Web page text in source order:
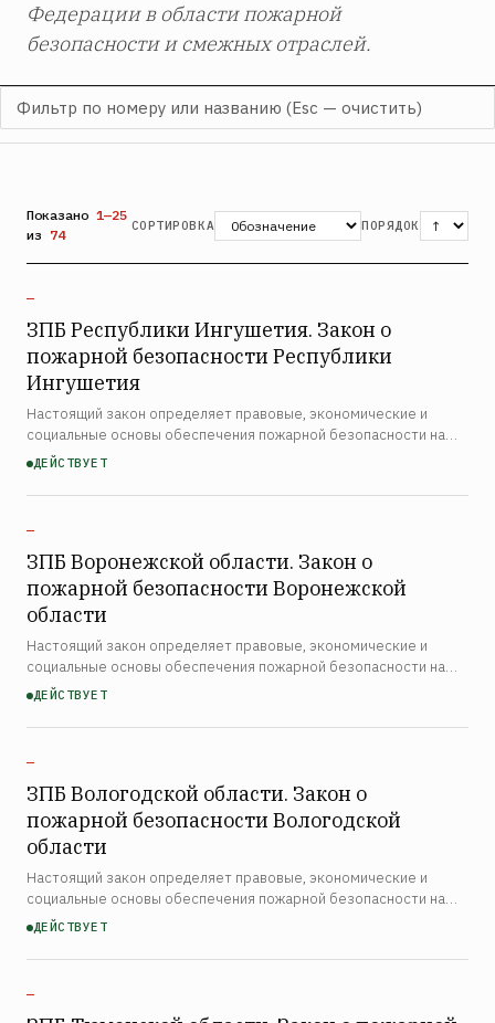
Федерации в области пожарной
безопасности и смежных отраслей.
Показано 1—25
из 74
СОРТИРОВКА ПОРЯДОК
—
ЗПБ Республики Ингушетия. Закон о
пожарной безопасности Республики
Ингушетия
Настоящий закон определяет правовые, экономические и
социальные основы обеспечения пожарной безопасности на
территории Республики Ингушетия. Закон распространяется на
ДЕЙСТВУЕТ
—
ЗПБ Воронежской области. Закон о
пожарной безопасности Воронежской
области
Настоящий закон определяет правовые, экономические и
социальные основы обеспечения пожарной безопасности на
территории Воронежской области. Закон распространяется на
ДЕЙСТВУЕТ
—
ЗПБ Вологодской области. Закон о
пожарной безопасности Вологодской
области
Настоящий закон определяет правовые, экономические и
социальные основы обеспечения пожарной безопасности на
территории Вологодской области. Закон распространяется на
ДЕЙСТВУЕТ
—